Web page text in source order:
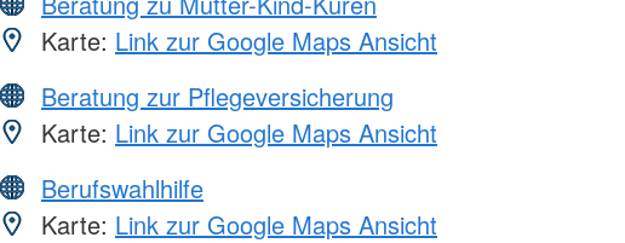
Karte: Link zur Google Maps Ansicht
Beratung zur Pflegeversicherung
Karte: Link zur Google Maps Ansicht
Berufswahlhilfe
Karte: Link zur Google Maps Ansicht